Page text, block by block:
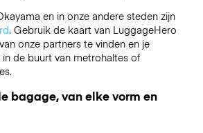
en in onze andere steden zijn
. Gebruik de kaart van LuggageHero
onze partners te vinden en je
de buurt van metrohaltes of
bagage, van elke vorm en